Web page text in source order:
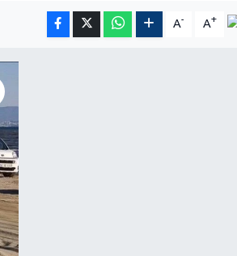
A- A+